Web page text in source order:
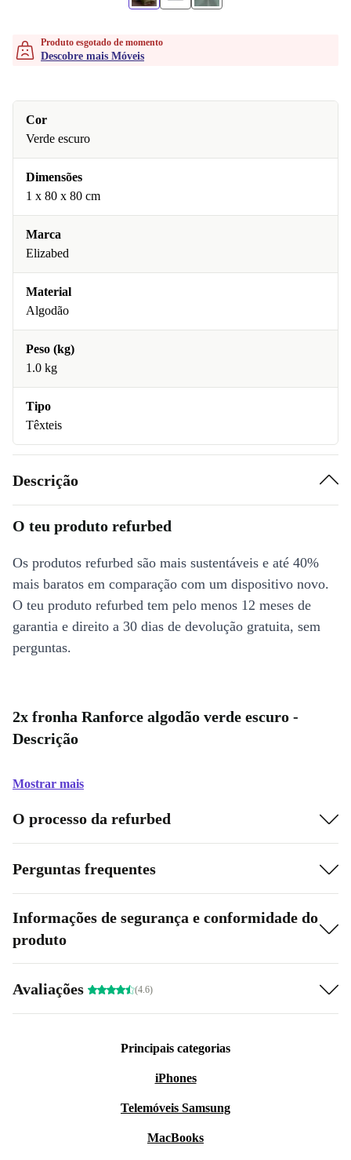
Produto esgotado de momento
Descobre mais Móveis
Cor
Verde escuro
Dimensões
1 x 80 x 80 cm
Marca
Elizabed
Material
Algodão
Peso (kg)
1.0 kg
Tipo
Têxteis
Descrição
O teu produto refurbed
Os produtos refurbed são mais sustentáveis e até 40%
mais baratos em comparação com um dispositivo novo.
O teu produto refurbed tem pelo menos 12 meses de
garantia e direito a 30 dias de devolução gratuita, sem
perguntas.
2x fronha Ranforce algodão verde escuro -
Descrição
Mostrar mais
O processo da refurbed
Perguntas frequentes
Informações de segurança e conformidade do
produto
Avaliações (4.6)
Principais categorias
iPhones
Telemóveis Samsung
MacBooks